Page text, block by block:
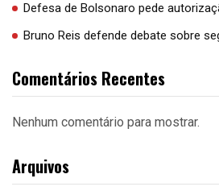
Defesa de Bolsonaro pede
Bruno Reis defende debate sobre
Comentários Recentes
Nenhum comentário para mostrar.
Arquivos